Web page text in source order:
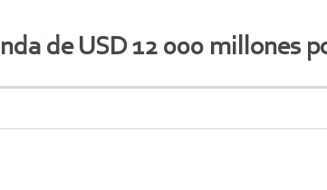
de USD 12 000 millones